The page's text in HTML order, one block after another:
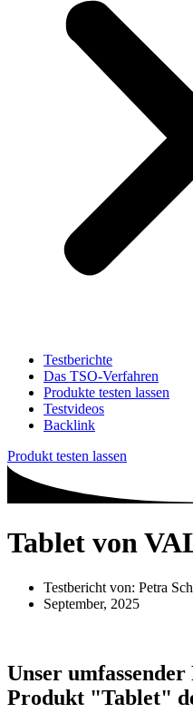
Testberichte
Das TSO-Verfahren
Produkte testen lassen
Testvideos
Backlink
Produkt testen lassen
Tablet von
Testbericht von: Petra
September, 2025
Unser
Produkt "Tablet"